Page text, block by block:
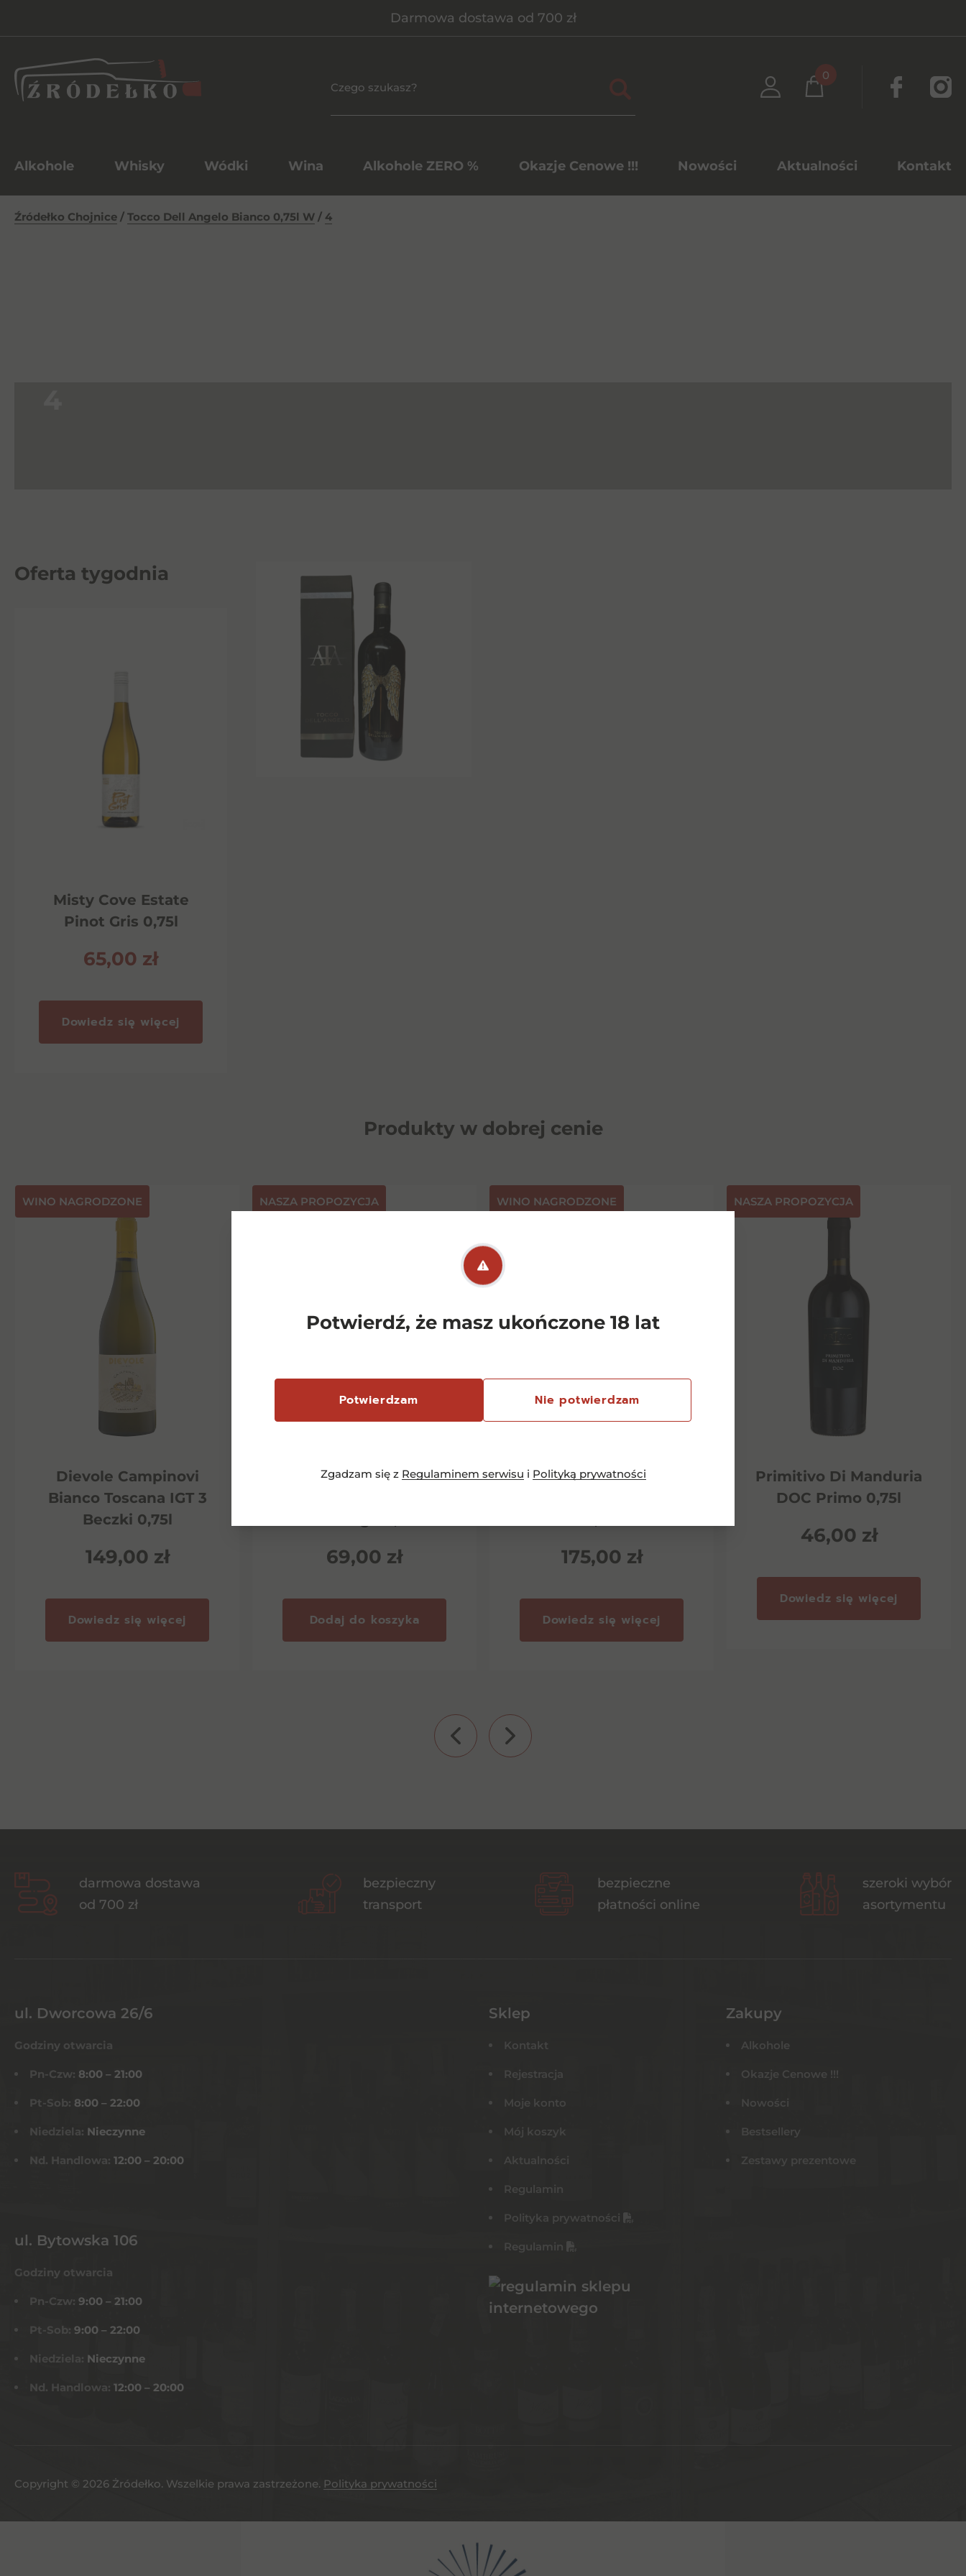
Potwierdź, że masz ukończone 18 lat
Potwierdzam Nie potwierdzam
Zgadzam się z Regulaminem serwisu i Polityką prywatności
Darmowa dostawa od 700 zł
0
Alkohole Whisky Wódki Wina Alkohole ZERO % Okazje Cenowe !!! Nowości Aktualności Kontakt
Źródełko Chojnice / Tocco Dell Angelo Bianco 0,75l W / 4
Oferta tygodnia
Misty Cove Estate
Pinot Gris 0,75l
65,00 zł
Dowiedz się więcej
Produkty w dobrej cenie
⁠WINO NAGRODZONE
Dievole Campinovi
Bianco Toscana IGT 3
Beczki 0,75l
149,00 zł
Dowiedz się więcej
NASZA PROPOZYCJA
Diemersfontein
69,00 zł
Dodaj do koszyka
⁠WINO NAGRODZONE
Chianti Classico Riserva
175,00 zł
Dowiedz się więcej
NASZA PROPOZYCJA
Primitivo Di Manduria
DOC Primo 0,75l
46,00 zł
Dowiedz się więcej
darmowa dostawa
od 700 zł
bezpieczny
transport
bezpieczne
płatności online
szeroki wybór
asortymentu
ul. Dworcowa 26/6
Godziny otwarcia
Pn-Czw: 8:00 – 21:00
Pt-Sob: 8:00 – 22:00
Niedziela: Nieczynne
Nd. Handlowa: 12:00 – 20:00
ul. Bytowska 106
Godziny otwarcia
Pn-Czw: 9:00 – 21:00
Pt-Sob: 9:00 – 22:00
Niedziela: Nieczynne
Nd. Handlowa: 12:00 – 20:00
Sklep
Kontakt
Rejestracja
Moje konto
Mój koszyk
Aktualności
Regulamin
Polityka prywatności
Regulamin
Zakupy
Alkohole
Okazje Cenowe !!!
Nowości
Bestsellery
Zestawy prezentowe
Copyright © 2026 Żródełko. Wszelkie prawa zastrzeżone. Polityka prywatności